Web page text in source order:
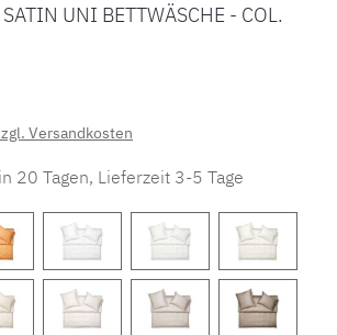
SATIN UNI BETTWÄSCHE - COL.
Versandkosten
20 Tagen, Lieferzeit 3-5 Tage